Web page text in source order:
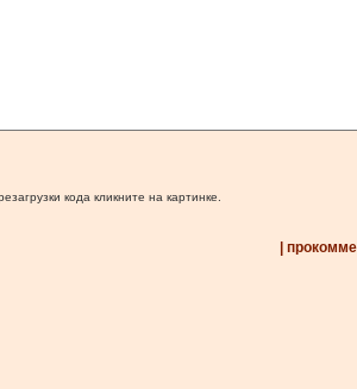
кода кликните на картинке.
|